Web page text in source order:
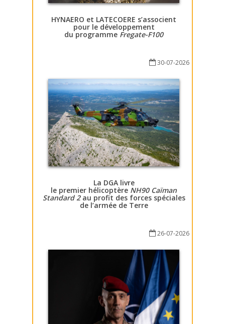
HYNAERO et LATECOERE s’associent
pour le développement
du programme Fregate-F100
30-07-2026
La DGA livre
le premier hélicoptère NH90 Caïman
Standard 2au profit des forces spéciales
de l’armée de Terre
26-07-2026